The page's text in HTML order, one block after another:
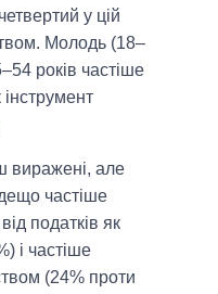
у цій
Молодь (18–
років частіше
інструмент
виражені, але
частіше
податків як
і частіше
(24% проти